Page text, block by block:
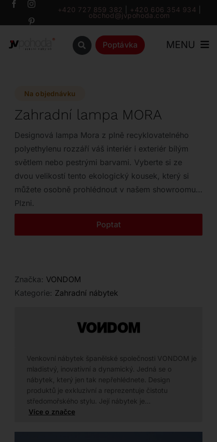
Přeskočit
+420 727 859 382 +420 606 354 934
obchod@jvpohoda.com
Poptávka MENU
Katalog
Značky
Outlet
Kontakt
Na objednávku
Zahradní lampa MORA
Designová lampa Mora z plně recyklovatelného
polyethylenu rozzáří váš interiér i exteriér bílým
světlem nebo pestrými barvami. Vyberte si ze
dvou velikostí tento ekologický kousek, který si
můžete osobně prohlédnout v našem showroomu v
Plzni.
Poptat
Značka: VONDOM
Kategorie: Zahradní nábytek
Venkovní nábytek španělské společnosti VONDOM je
mladistvý, inovativní a dynamický. Jedná se o
nábytek, který jen tak nepřehlédnete. Design
produktů je exkluzivní a reprezentuje čistotu
středomořského stylu. Její nábytek je…
Více o značce